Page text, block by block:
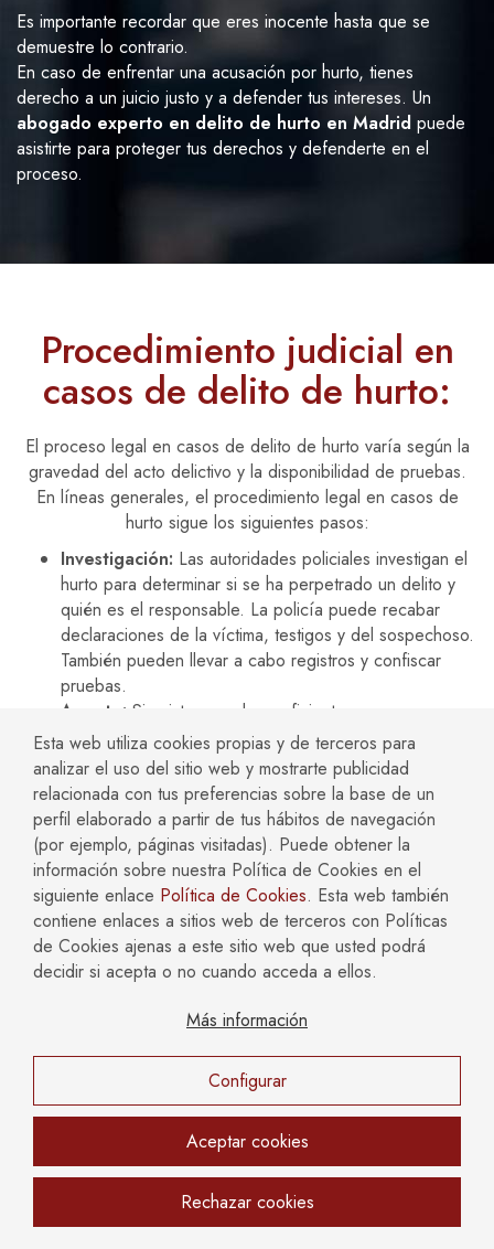
Es importante recordar que eres inocente hasta que se
demuestre lo contrario.
En caso de enfrentar una acusación por hurto, tienes
derecho a un juicio justo y a defender tus intereses. Un
abogado experto en delito de hurto en Madrid puede
asistirte para proteger tus derechos y defenderte en el
proceso.
Procedimiento judicial en
casos de delito de hurto:
El proceso legal en casos de delito de hurto varía según la
gravedad del acto delictivo y la disponibilidad de pruebas.
En líneas generales, el procedimiento legal en casos de
hurto sigue los siguientes pasos:
Investigación: Las autoridades policiales investigan el
hurto para determinar si se ha perpetrado un delito y
quién es el responsable. La policía puede recabar
declaraciones de la víctima, testigos y del sospechoso.
También pueden llevar a cabo registros y confiscar
pruebas.
Arresto: Si existen pruebas suficientes para creer que
el sospechoso ha cometido el hurto, puede ser
arrestado. El detenido tiene derecho a guardar silencio
y a la asistencia legal de un abogado.
Juicio rápido: En casos de hurtos menores (con un
valor inferior a 400 euros), puede llevarse a cabo un
juicio rápido. En este tipo de juicio, un juez determina
la culpabilidad del acusado y, de ser declarado
culpable, impone una pena.
Juicio ordinario:Si el hurto es de gran magnitud (con
un valor superior a 400 euros) o no es posible realizar
este caso, un juez o un jurado decide la culpabilidad
del acusado. En caso de ser declarado culpable, el
juez impone la pena correspondiente.
Esta web utiliza cookies propias y de terceros para
analizar el uso del sitio web y mostrarte publicidad
relacionada con tus preferencias sobre la base de un
perfil elaborado a partir de tus hábitos de navegación
(por ejemplo, páginas visitadas). Puede obtener la
información sobre nuestra Política de Cookies en el
siguiente enlace Política de Cookies. Esta web también
contiene enlaces a sitios web de terceros con Políticas
de Cookies ajenas a este sitio web que usted podrá
decidir si acepta o no cuando acceda a ellos.
Más información
Configurar
Aceptar cookies
Rechazar cookies